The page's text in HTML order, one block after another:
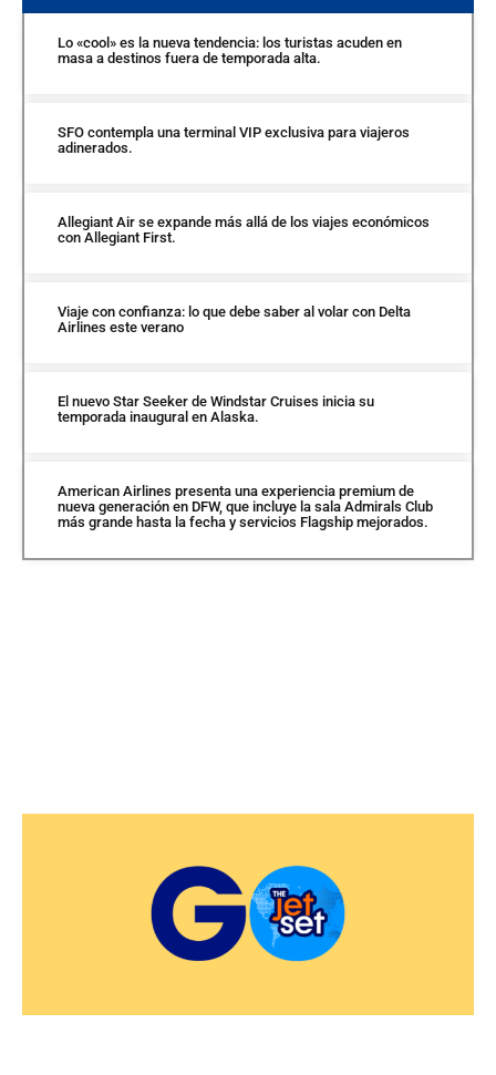
DESCUBRIR MÁS
Lo «cool» es la nueva tendencia: los turistas acuden en
masa a destinos fuera de temporada alta.
SFO contempla una terminal VIP exclusiva para viajeros
adinerados.
Allegiant Air se expande más allá de los viajes económicos
con Allegiant First.
Viaje con confianza: lo que debe saber al volar con Delta
Airlines este verano
El nuevo Star Seeker de Windstar Cruises inicia su
temporada inaugural en Alaska.
American Airlines presenta una experiencia premium de
nueva generación en DFW, que incluye la sala Admirals Club
más grande hasta la fecha y servicios Flagship mejorados.